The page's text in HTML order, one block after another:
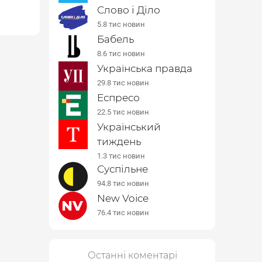
Слово і Діло
5.8 тис новин
Бабель
8.6 тис новин
Українська правда
29.8 тис новин
Еспресо
22.5 тис новин
Український
тиждень
1.3 тис новин
Суспільне
94.8 тис новин
New Voice
76.4 тис новин
Останні коментарі